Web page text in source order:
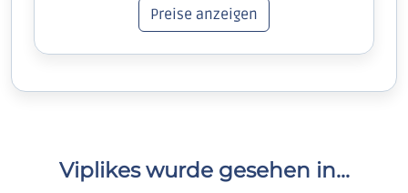
Preise anzeigen
Viplikes wurde gesehen in...